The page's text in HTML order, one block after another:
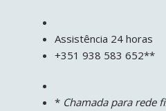
Assistência 24 horas
+351 938 583 652**
* Chamada para rede